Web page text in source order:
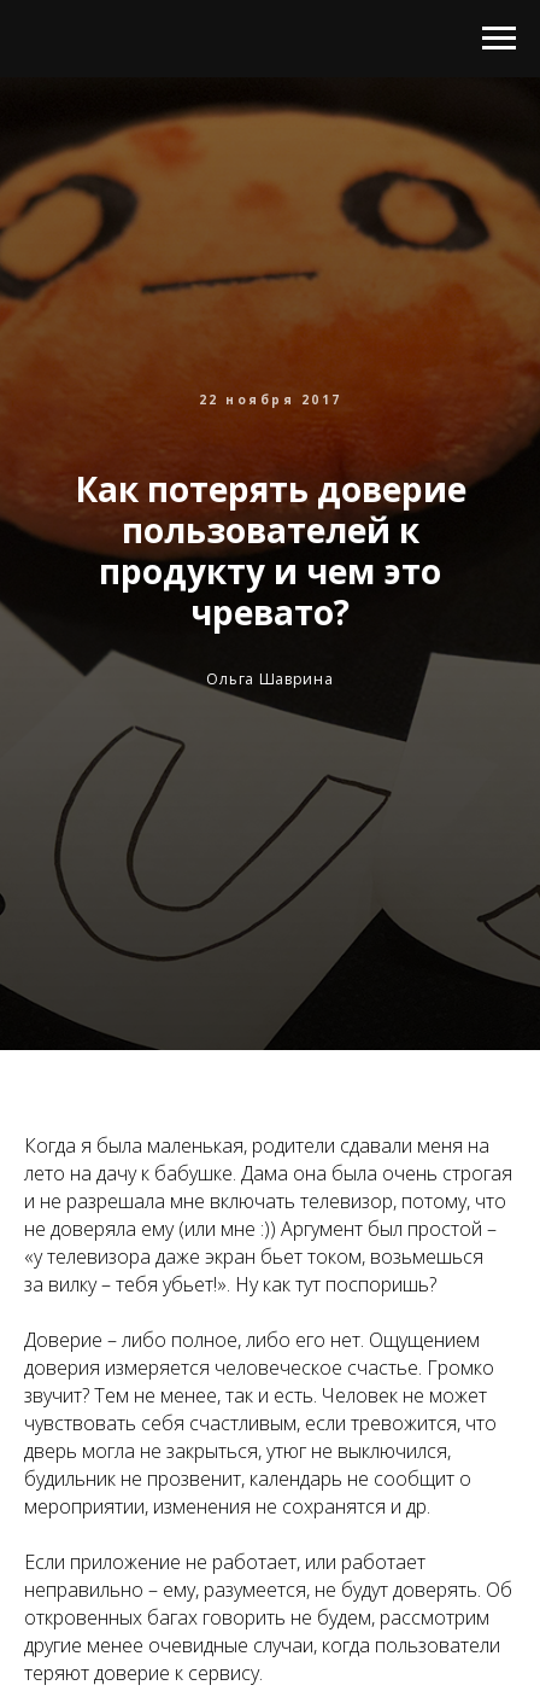
22 ноября 2017
Как потерять доверие
пользователей к
продукту и чем это
чревато?
Ольга Шаврина
Когда я была маленькая, родители сдавали меня на
лето на дачу к бабушке. Дама она была очень строгая
и не разрешала мне включать телевизор, потому, что
не доверяла ему (или мне :)) Аргумент был простой –
«у телевизора даже экран бьет током, возьмешься
за вилку – тебя убьет!». Ну как тут поспоришь?
Доверие – либо полное, либо его нет. Ощущением
доверия измеряется человеческое счастье. Громко
звучит? Тем не менее, так и есть. Человек не может
чувствовать себя счастливым, если тревожится, что
дверь могла не закрыться, утюг не выключился,
будильник не прозвенит, календарь не сообщит о
мероприятии, изменения не сохранятся и др.
Если приложение не работает, или работает
неправильно – ему, разумеется, не будут доверять. Об
откровенных багах говорить не будем, рассмотрим
другие менее очевидные случаи, когда пользователи
теряют доверие к сервису.